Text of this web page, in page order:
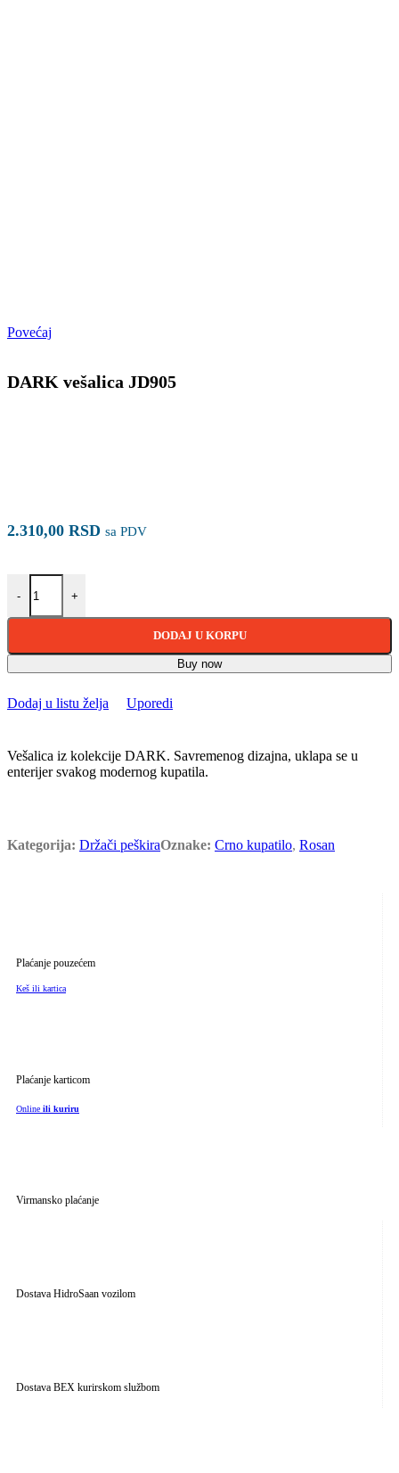
Povećaj
DARK vešalica JD905
2.310,00 RSD sa PDV
-
DARK vešalica JD905 količina
+
DODAJ U KORPU
Buy now
Dodaj u listu želja Uporedi
Vešalica iz kolekcije DARK. Savremenog dizajna, uklapa se u
enterijer svakog modernog kupatila.
Kategorija: Držači peškiraOznake: Crno kupatilo, Rosan
Plaćanje pouzećem
Keš ili kartica
Plaćanje karticom
Online ili kuriru
Virmansko plaćanje
Dostava HidroSaan vozilom
Dostava BEX kurirskom službom